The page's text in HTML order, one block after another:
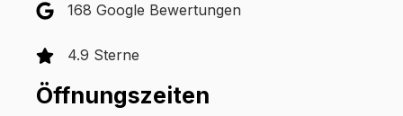
168 Google Bewertungen
4.9 Sterne
Öffnungszeiten